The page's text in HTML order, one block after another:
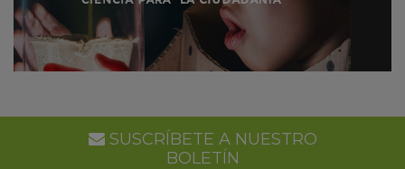
SUSCRÍBETE A NUESTRO
BOLETÍN